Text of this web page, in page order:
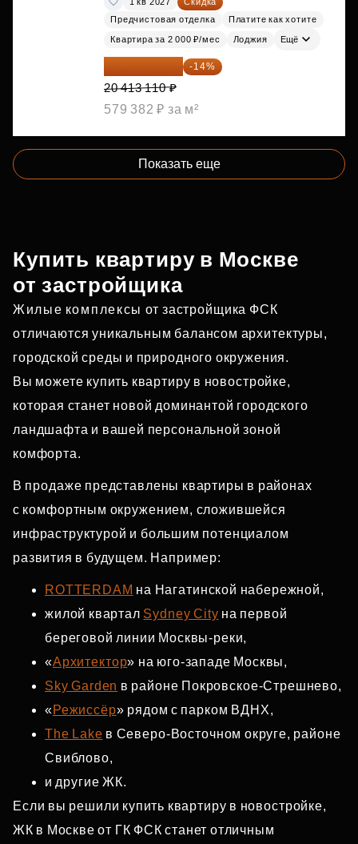
Предчистовая отделка
Платите как хотите
Квартира за 2 000 ₽/мес Лоджия Ещё
17 555 275 ₽ -14%
20 413 110 ₽
579 382 ₽ за м²
Показать еще
Купить квартиру в Москве
от застройщика
Жилые комплексы от застройщика ФСК
отличаются уникальным балансом архитектуры,
городской среды и природного окружения.
Вы можете купить квартиру в новостройке,
которая станет новой доминантой городского
ландшафта и вашей персональной зоной
комфорта.
В продаже представлены квартиры в районах
с комфортным окружением, сложившейся
инфраструктурой и большим потенциалом
развития в будущем. Например:
ROTTERDAM на Нагатинской набережной,
жилой квартал Sydney City на первой
береговой линии Москвы‑реки,
«Архитектор» на юго‑западе Москвы,
Sky Garden в районе Покровское‑Стрешнево,
«Режиссёр» рядом с парком ВДНХ,
The Lake в Северо‑Восточном округе, районе
Свиблово,
и другие ЖК.
Если вы решили купить квартиру в новостройке,
ЖК в Москве от ГК ФСК станет отличным